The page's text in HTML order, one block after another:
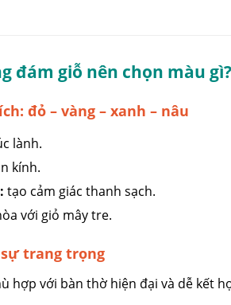
đám giỗ nên chọn màu gì?
đỏ – vàng – xanh – nâu
lành.
kính.
tạo cảm giác thanh sạch.
với giỏ mây tre.
trang trọng
hợp với bàn thờ hiện đại và dễ kết